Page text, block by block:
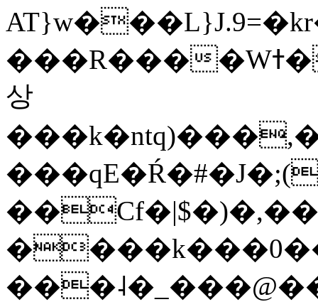
���R����Wߙ���o�O���ӯ��������?
상